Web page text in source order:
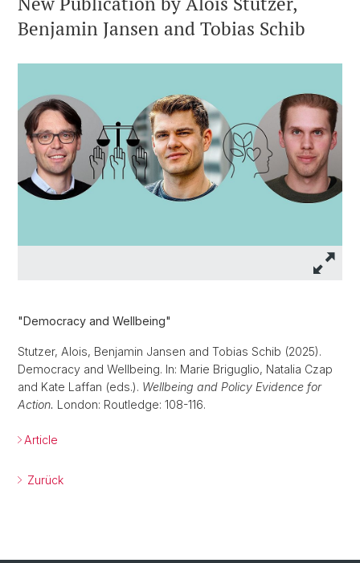
Benjamin Jansen and Tobias Schib
"Democracy and Wellbeing"
Stutzer, Alois, Benjamin Jansen and Tobias Schib (2025).
Democracy and Wellbeing. In: Marie Briguglio, Natalia Czap
and Kate Laffan (eds.). Wellbeing and Policy Evidence for
Action. London: Routledge: 108-116.
Article
Zurück